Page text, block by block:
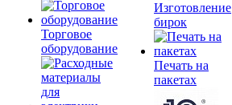
Торговое
оборудование
Изготовление
бирок
Печать на
пакетах